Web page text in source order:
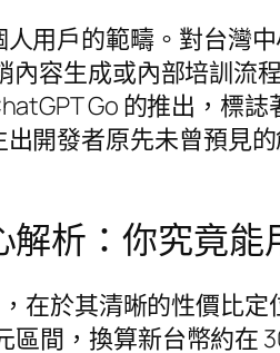
用戶的範疇。對台灣
內容生成或內部培訓
Go 的推出，標
開發者原先未曾預見
解析：你究竟能
在於其清晰的性價比
區間，換算新台幣約